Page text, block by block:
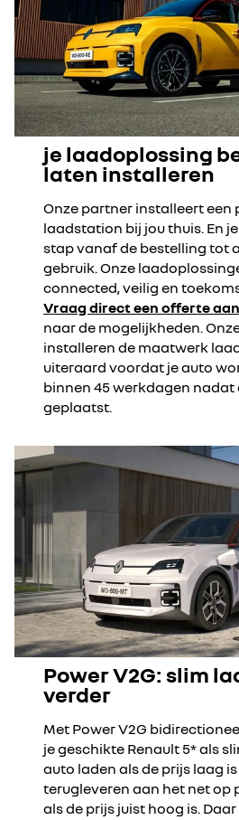
je laadoplossing
laten installeren
Onze partner installeert een
laadstation bij jou thuis. En
stap vanaf de bestelling tot
gebruik. Onze
connected, veilig en
Vraag direct een offerte aan
naar de mogelijkheden.
installeren de maatwerk
uiteraard voordat je auto
binnen 45 werkdagen nadat
geplaatst.
Power V2G: slim
verder
Met Power V2G
je geschikte Renault 5* als
auto laden als de prijs laag
terugleveren aan het net op
als de prijs juist hoog is.